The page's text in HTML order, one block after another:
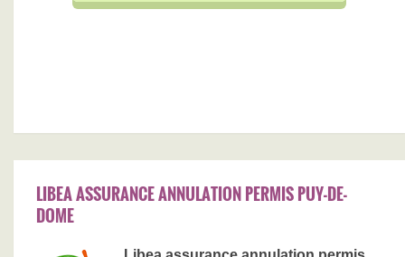
LIBEA ASSURANCE ANNULATION PERMIS PUY-DE-
DOME